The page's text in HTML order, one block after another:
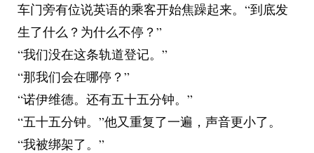
车门旁有位说英语的乘客开始焦躁起来。“到底发
生了什么？为什么不停？”
“我们没在这条轨道登记。”
“那我们会在哪停？”
“诺伊维德。还有五十五分钟。”
“五十五分钟。”他又重复了一遍，声音更小了。
“我被绑架了。”